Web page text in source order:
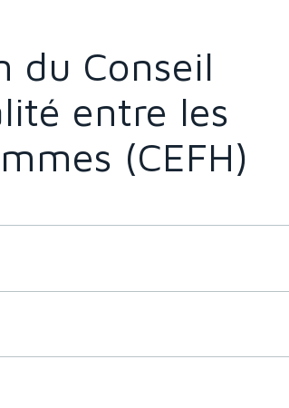
du Conseil
entre les
(CEFH)